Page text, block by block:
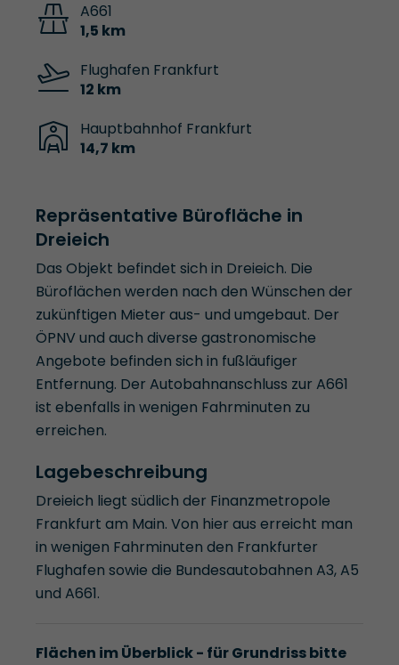
A661
1,5 km
Flughafen Frankfurt
12 km
Hauptbahnhof Frankfurt
14,7 km
Repräsentative Bürofläche in
Dreieich
Das Objekt befindet sich in Dreieich. Die
Büroflächen werden nach den Wünschen der
zukünftigen Mieter aus- und umgebaut. Der
ÖPNV und auch diverse gastronomische
Angebote befinden sich in fußläufiger
Entfernung. Der Autobahnanschluss zur A661
ist ebenfalls in wenigen Fahrminuten zu
erreichen.
Lagebeschreibung
Dreieich liegt südlich der Finanzmetropole
Frankfurt am Main. Von hier aus erreicht man
in wenigen Fahrminuten den Frankfurter
Flughafen sowie die Bundesautobahnen A3, A5
und A661.
Flächen im Überblick - für Grundriss bitte